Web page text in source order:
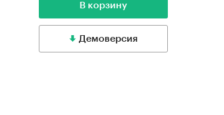
В корзину
Демоверсия